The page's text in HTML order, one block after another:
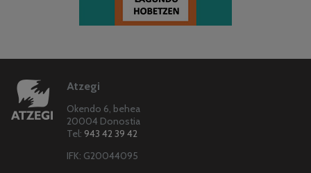
Atzegi
Okendo 6, behea
20004 Donostia
Tel: 943 42 39 42
IFK: G20044095